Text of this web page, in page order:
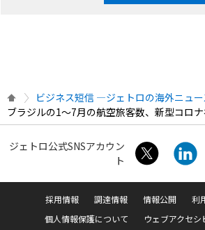
ビジネス短信 ―ジェトロの海外ニュー
ブラジルの1～7月の航空旅客数、新型コロ
ジェトロ公式SNSアカウン
ト
採用情報 調達情報 情報公開
利
個人情報保護について
ウェブアクセ